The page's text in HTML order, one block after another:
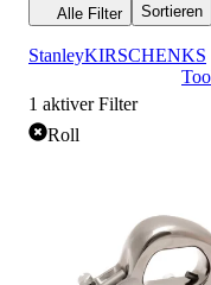
Alle Filter Sortieren
StanleyKIRSCHENKS
1 aktiver Filter
Roll